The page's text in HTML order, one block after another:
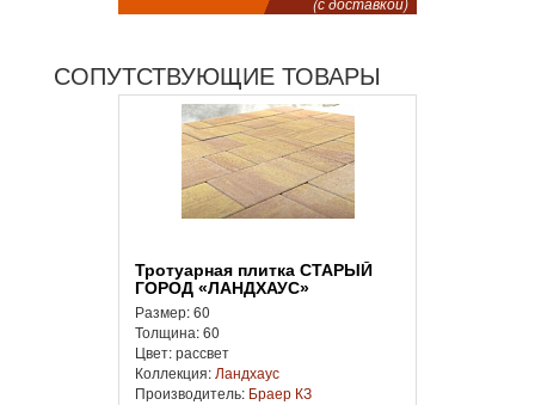
СОПУТСТВУЮЩИЕ ТОВАРЫ
Тротуарная плитка СТАРЫЙ
ГОРОД «ЛАНДХАУС»
Размер: 60
Толщина: 60
Цвет: рассвет
Коллекция: Ландхаус
Производитель: Браер КЗ